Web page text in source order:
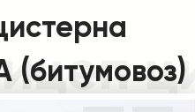
(битумовоз)